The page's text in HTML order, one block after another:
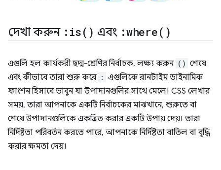
দেখা করুন : is( ) এবং :where( )
এগুলি হল কার্যকরী ছদ্ম-শ্রেণির নির্বাচক, লক্ষ্য করুন () শেষে
এবং কীভাবে তারা শুরু করে : এগুলিকে রানটাইম ডাইনামিক
ফাংশন হিসাবে ভাবুন যা উপাদানগুলির সাথে মেলে। CSS লেখার
সময়, তারা আপনাকে একটি নির্বাচকের মাঝখানে, শুরুতে বা
শেষে উপাদানগুলিকে একত্রিত করার একটি উপায় দেয়। তারা
নির্দিষ্টতা পরিবর্তন করতে পারে, আপনাকে নির্দিষ্টতা বাতিল বা বৃদ্ধি
করার ক্ষমতা দেয়।